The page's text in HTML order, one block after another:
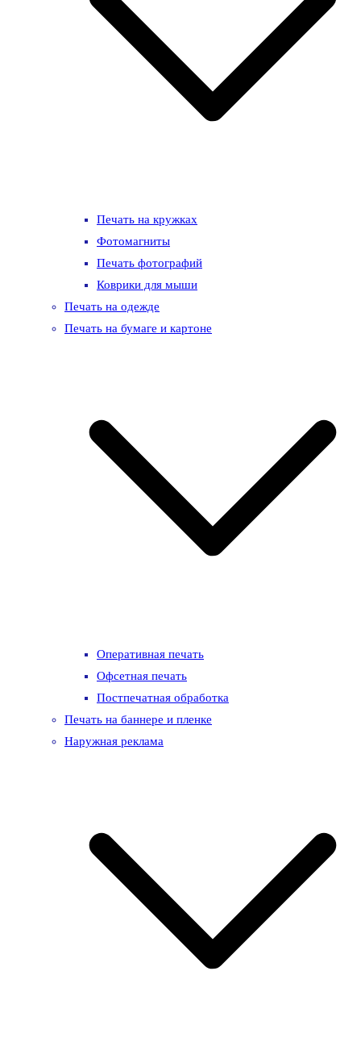
Печать на кружках
Фотомагниты
Печать фотографий
Коврики для мыши
Печать на одежде
Печать на бумаге и картоне
Оперативная печать
Офсетная печать
Постпечатная обработка
Печать на баннере и пленке
Наружная реклама